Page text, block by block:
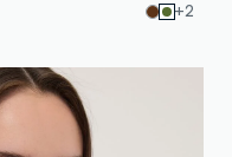
+2